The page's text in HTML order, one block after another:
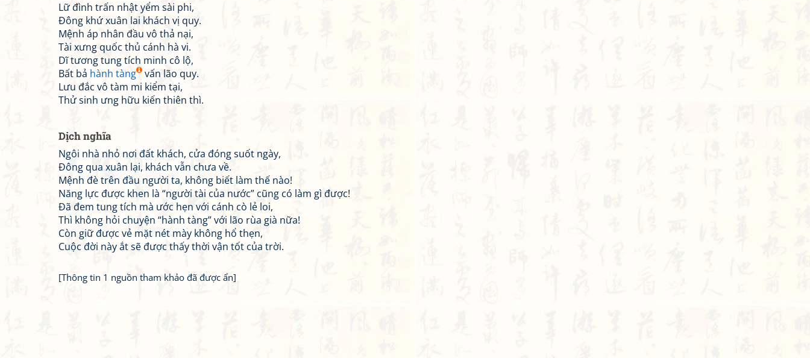
Lữ đình trấn nhật yểm sài phi,
Đông khứ xuân lai khách vị quy.
Mệnh áp nhân đầu vô thả nại,
Tài xưng quốc thủ cánh hà vi.
Dĩ tương tung tích minh cô lộ,
Bất bả hành tàng
vấn lão quy.
Lưu đắc vô tàm mi kiểm tại,
Thử sinh ưng hữu kiến thiên thì.
Dịch nghĩa
Ngôi nhà nhỏ nơi đất khách, cửa đóng suốt ngày,
Đông qua xuân lại, khách vẫn chưa về.
Mệnh đè trên đầu người ta, không biết làm thế nào!
Năng lực được khen là “người tài của nước” cũng có làm gì được!
Đã đem tung tích mà ước hẹn với cánh cò lẻ loi,
Thì không hỏi chuyện “hành tàng” với lão rùa già nữa!
Còn giữ được vẻ mặt nét mày không hổ thẹn,
Cuộc đời này ắt sẽ được thấy thời vận tốt của trời.
[Thông tin 1 nguồn tham khảo đã được ẩn]